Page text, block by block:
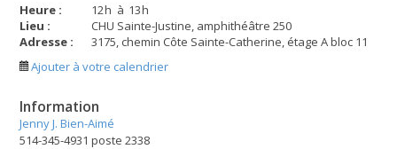
Heure : 12h à 13h
Lieu :
CHU Sainte-Justine, amphithéâtre 250
Adresse :
3175, chemin Côte Sainte-Catherine, étage A bloc 11
Ajouter à votre calendrier
Information
Jenny J. Bien-Aimé
514-345-4931 poste 2338